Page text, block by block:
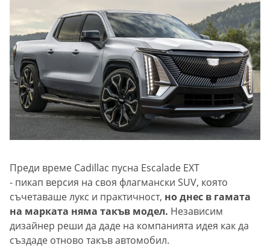
Преди време Cadillac пусна Escalade EXT
- пикап версия на своя флагмански SUV, която
съчетаваше лукс и практичност, но днес в гамата
на марката няма такъв модел. Независим
дизайнер реши да даде на компанията идея как да
създаде отново такъв автомобил.